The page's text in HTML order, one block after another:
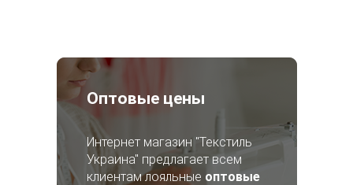
Оптовые цены
Интернет магазин "Текстиль
Украина" предлагает всем
клиентам лояльные оптовые